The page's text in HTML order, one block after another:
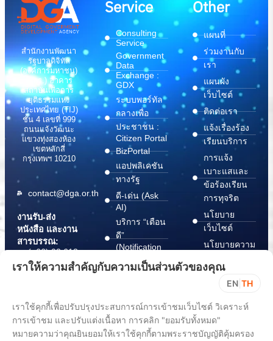
สำนักงานพัฒนา
รัฐบาลดิจิทัล
(องค์การมหาชน)
(สพร.) อาคาร
สถาบันเพื่อการ
ยุติธรรมแห่ง
ประเทศไทย (TIJ)
ชั้น 4 เลขที่ 999
ถนนแจ้งวัฒนะ
แขวงทุ่งสองห้อง
เขตหลักสี่
กรุงเทพฯ 10210
contact@dga.or.th
งานรับ-ส่ง
หนังสือ และงาน
สารบรรณ:
(+66) 02 612
6000
saraban@dga.or.th
Center:
(+66) 02 612
Service
Consulting
Service
Government
Data
Exchange :
GDX
ระบบพอร์ทัล
กลางเพื่อ
ประชาชน :
Citizen Portal
BizPortal
แอปพลิเคชัน
ทางรัฐ
ดี-เด่น (Ask
AI)
บริการ “เตือน
ดี”
(Notification
บริการ
(Document
Wallet)
Other
แผนที่
ร่วมงานกับ
เรา
แผนผัง
เว็บไซต์
ติดต่อเรา
แจ้งเรื่องร้อง
เรียนบริการ
การแจ้ง
เบาะแสและ
ข้อร้องเรียน
การทุจริต
นโยบาย
เว็บไซต์
นโยบายความ
ปลอดภัย
สารสนเทศ
ChangeLog
เราให้ความสำคัญกับความเป็นส่วนตัวของคุณ
EN TH
เราใช้คุกกี้เพื่อปรับปรุงประสบการณ์การเข้าชมเว็บไซต์ วิเคราะห์
การเข้าชม และปรับแต่งเนื้อหา การคลิก "ยอมรับทั้งหมด"
หมายความว่าคุณยินยอมให้เราใช้คุกกี้ตามพระราชบัญญัติคุ้มครอง